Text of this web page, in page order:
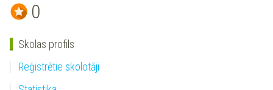
0
Skolas profils
Reģistrētie skolotāji